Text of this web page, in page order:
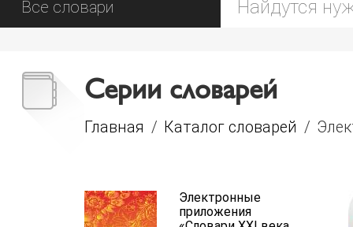
Серии словарей
Главная / Каталог словарей /
Электронные
приложения